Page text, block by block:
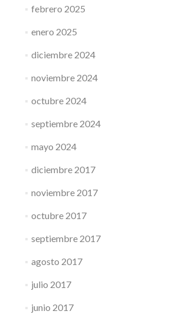
febrero 2025
enero 2025
diciembre 2024
noviembre 2024
octubre 2024
septiembre 2024
mayo 2024
diciembre 2017
noviembre 2017
octubre 2017
septiembre 2017
agosto 2017
julio 2017
junio 2017